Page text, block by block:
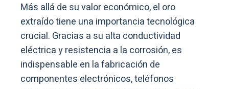
Más allá de su valor económico, el oro
extraído tiene una importancia tecnológica
crucial. Gracias a su alta conductividad
eléctrica y resistencia a la corrosión, es
indispensable en la fabricación de
componentes electrónicos, teléfonos